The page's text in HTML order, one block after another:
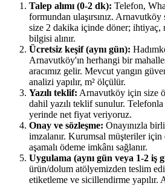
Talep alımı (0-2 dk): Telefon,
formundan ulaşırsınız.
size 2 dakika içinde döner; ihtiyaç,
bilgisi alınır.
Ücretsiz keşif (aynı gün):
Arnavutköy'ın herhangi bir
aracımız gelir. Mevcut yangın
analizi yapılır, m² ölçülür.
Yazılı teklif: Arnavutköy için size
dahil yazılı teklif sunulur.
yerinde net fiyat veriyoruz.
Onay ve sözleşme: Onayınızla
imzalanır. Kurumsal müşteriler için
aşamalı ödeme imkânı sağlanır.
Uygulama (aynı gün veya 1-2 iş
ürün/dolum atölyemizden teslim
etiketleme ve sicillendirme